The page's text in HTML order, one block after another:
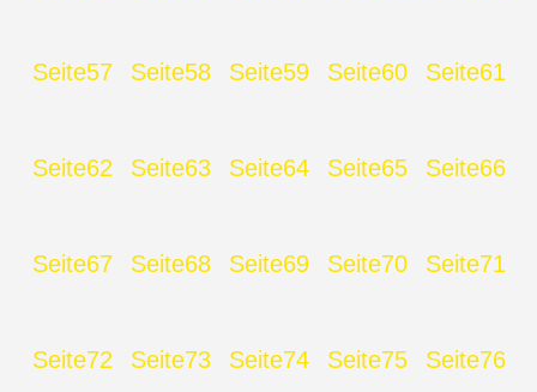
Seite57 Seite58 Seite59 Seite60 Seite61
Seite62 Seite63 Seite64 Seite65 Seite66
Seite67 Seite68 Seite69 Seite70 Seite71
Seite72 Seite73 Seite74 Seite75 Seite76